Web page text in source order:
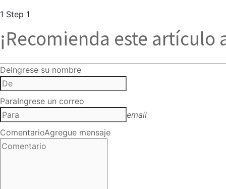
1 Step 1
¡Recomienda este artículo
DeIngrese su nombre
ParaIngrese un correo
email
ComentarioAgregue mensaje